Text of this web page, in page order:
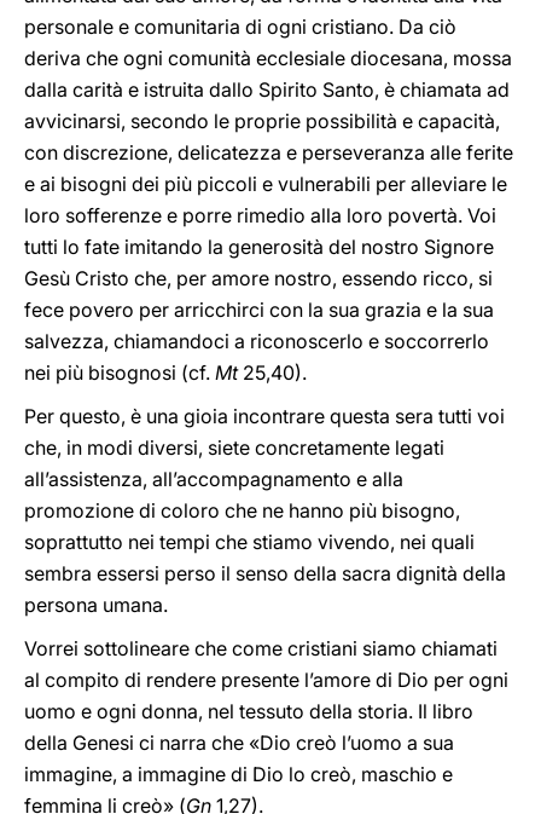
personale e comunitaria di ogni cristiano. Da ciò
deriva che ogni comunità ecclesiale diocesana, mossa
dalla carità e istruita dallo Spirito Santo, è chiamata ad
avvicinarsi, secondo le proprie possibilità e capacità,
con discrezione, delicatezza e perseveranza alle ferite
e ai bisogni dei più piccoli e vulnerabili per alleviare le
loro sofferenze e porre rimedio alla loro povertà. Voi
tutti lo fate imitando la generosità del nostro Signore
Gesù Cristo che, per amore nostro, essendo ricco, si
fece povero per arricchirci con la sua grazia e la sua
salvezza, chiamandoci a riconoscerlo e soccorrerlo
nei più bisognosi (cf. Mt25,40).
Per questo, è una gioia incontrare questa sera tutti voi
che, in modi diversi, siete concretamente legati
all’assistenza, all’accompagnamento e alla
promozione di coloro che ne hanno più bisogno,
soprattutto nei tempi che stiamo vivendo, nei quali
sembra essersi perso il senso della sacra dignità della
persona umana.
Vorrei sottolineare che come cristiani siamo chiamati
al compito di rendere presente l’amore di Dio per ogni
uomo e ogni donna, nel tessuto della storia. Il libro
della Genesi ci narra che «Dio creò l’uomo a sua
immagine, a immagine di Dio lo creò, maschio e
femmina li creò» (Gn 1,27).